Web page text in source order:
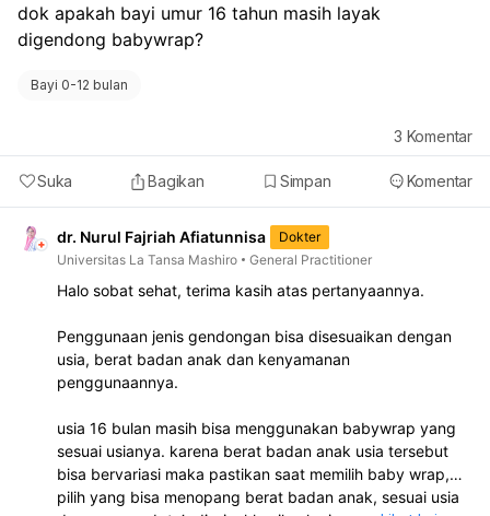
dok apakah bayi umur 16 tahun masih layak
digendong babywrap?
Bayi 0-12 bulan
Suka Bagikan Simpan Komentar
3 Komentar
dr. Nurul Fajriah Afiatunnisa
Dokter
Universitas La Tansa Mashiro
General Practitioner
Halo sobat sehat, terima kasih atas pertanyaannya.
Penggunaan jenis gendongan bisa disesuaikan dengan
usia, berat badan anak dan kenyamanan
penggunaannya.
usia 16 bulan masih bisa menggunakan babywrap yang
sesuai usianya. karena berat badan anak usia tersebut
bisa bervariasi maka pastikan saat memilih baby wrap,
pilih yang bisa menopang berat badan anak, sesuai usia